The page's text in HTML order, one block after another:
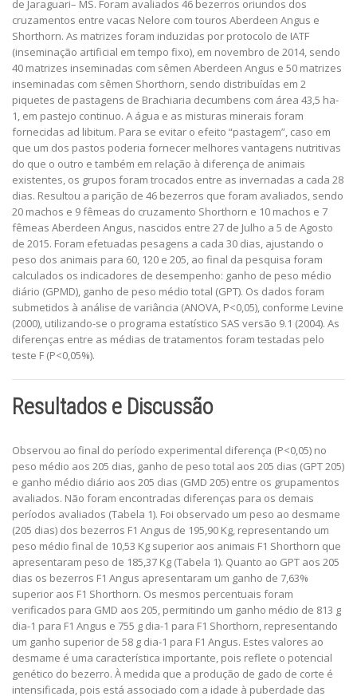
de Jaraguari– MS. Foram avaliados 46 bezerros oriundos dos
cruzamentos entre vacas Nelore com touros Aberdeen Angus e
Shorthorn. As matrizes foram induzidas por protocolo de IATF
(inseminação artificial em tempo fixo), em novembro de 2014, sendo
40 matrizes inseminadas com sêmen Aberdeen Angus e 50 matrizes
inseminadas com sêmen Shorthorn, sendo distribuídas em 2
piquetes de pastagens de Brachiaria decumbens com área 43,5 ha-
1, em pastejo continuo. A água e as misturas minerais foram
fornecidas ad libitum. Para se evitar o efeito “pastagem”, caso em
que um dos pastos poderia fornecer melhores vantagens nutritivas
do que o outro e também em relação à diferença de animais
existentes, os grupos foram trocados entre as invernadas a cada 28
dias. Resultou a parição de 46 bezerros que foram avaliados, sendo
20 machos e 9 fêmeas do cruzamento Shorthorn e 10 machos e 7
fêmeas Aberdeen Angus, nascidos entre 27 de Julho a 5 de Agosto
de 2015. Foram efetuadas pesagens a cada 30 dias, ajustando o
peso dos animais para 60, 120 e 205, ao final da pesquisa foram
calculados os indicadores de desempenho: ganho de peso médio
diário (GPMD), ganho de peso médio total (GPT). Os dados foram
submetidos à análise de variância (ANOVA, P<0,05), conforme Levine
(2000), utilizando-se o programa estatístico SAS versão 9.1 (2004). As
diferenças entre as médias de tratamentos foram testadas pelo
teste F (P<0,05%).
Resultados e Discussão
Observou ao final do período experimental diferença (P<0,05) no
peso médio aos 205 dias, ganho de peso total aos 205 dias (GPT 205)
e ganho médio diário aos 205 dias (GMD 205) entre os grupamentos
avaliados. Não foram encontradas diferenças para os demais
períodos avaliados (Tabela 1). Foi observado um peso ao desmame
(205 dias) dos bezerros F1 Angus de 195,90 Kg, representando um
peso médio final de 10,53 Kg superior aos animais F1 Shorthorn que
apresentaram peso de 185,37 Kg (Tabela 1). Quanto ao GPT aos 205
dias os bezerros F1 Angus apresentaram um ganho de 7,63%
superior aos F1 Shorthorn. Os mesmos percentuais foram
verificados para GMD aos 205, permitindo um ganho médio de 813 g
dia-1 para F1 Angus e 755 g dia-1 para F1 Shorthorn, representando
um ganho superior de 58 g dia-1 para F1 Angus. Estes valores ao
desmame é uma característica importante, pois reflete o potencial
genético do bezerro. À medida que a produção de gado de corte é
intensificada, pois está associado com a idade à puberdade das